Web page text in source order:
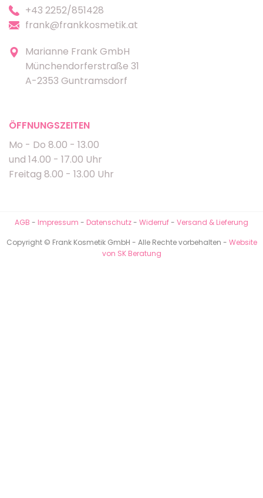
+43 2252/851428
frank@frankkosmetik.at
Marianne Frank GmbH
Münchendorferstraße 31
A-2353 Guntramsdorf
ÖFFNUNGSZEITEN
Mo - Do 8.00 - 13.00
und 14.00 - 17.00 Uhr
Freitag 8.00 - 13.00 Uhr
AGB - Impressum - Datenschutz- Widerruf- Versand & Lieferung
Copyright © Frank Kosmetik GmbH - Alle Rechte vorbehalten - Website
von SK Beratung